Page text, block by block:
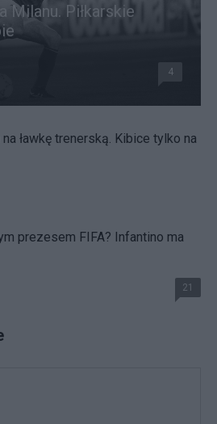
Milanu. Piłkarskie
4
ławkę trenerską. Kibice tylko na
prezesem FIFA? Infantino ma
21